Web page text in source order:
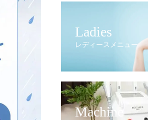
Ladies
レディースメニュー
Machine